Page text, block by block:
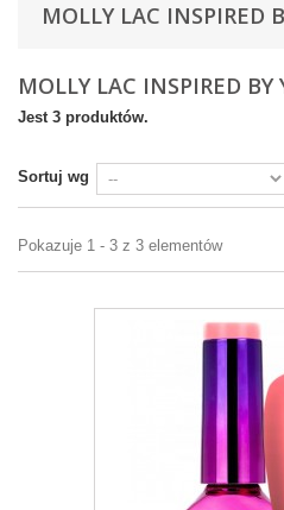
MOLLY LAC INSPIRED
MOLLY LAC INSPIRED BY
Jest 3 produktów.
Sortuj wg
Pokazuje 1 - 3 z 3 elementów